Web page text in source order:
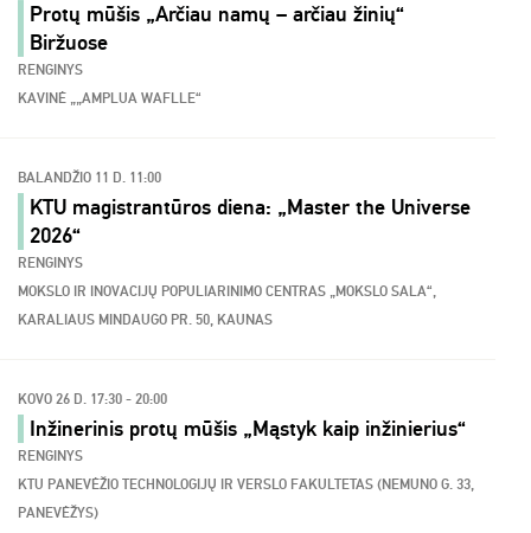
Protų mūšis „Arčiau namų – arčiau žinių“
Biržuose
RENGINYS
KAVINĖ „„AMPLUA WAFLLE“
BALANDŽIO 11 D. 11:00
KTU magistrantūros diena: „Master the Universe
2026“
RENGINYS
MOKSLO IR INOVACIJŲ POPULIARINIMO CENTRAS „MOKSLO SALA“,
KARALIAUS MINDAUGO PR. 50, KAUNAS
KOVO 26 D. 17:30 - 20:00
Inžinerinis protų mūšis „Mąstyk kaip inžinierius“
RENGINYS
KTU PANEVĖŽIO TECHNOLOGIJŲ IR VERSLO FAKULTETAS (NEMUNO G. 33,
PANEVĖŽYS)